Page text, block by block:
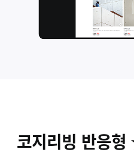
코지리빙 반응